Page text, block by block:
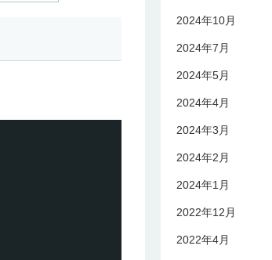
2024年10月
2024年7月
2024年5月
2024年4月
2024年3月
2024年2月
2024年1月
2022年12月
2022年4月